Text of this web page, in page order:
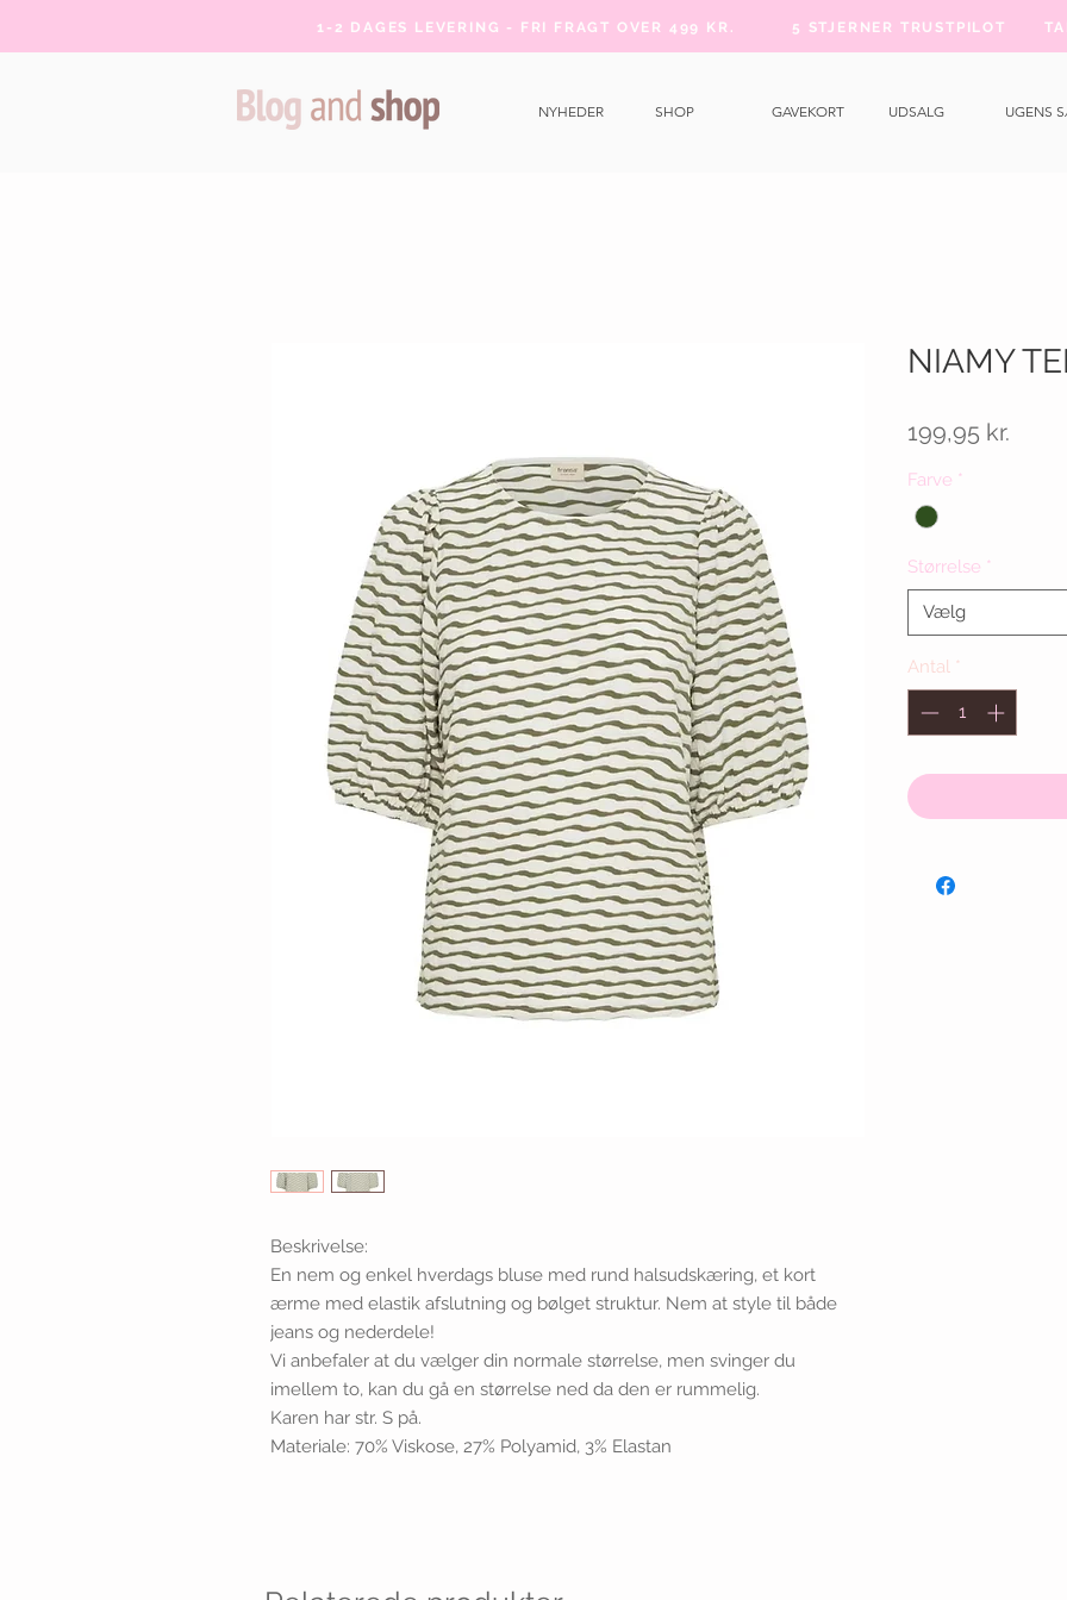
1-2 DAGES LEVERING - FRI FRAGT OVER 499 KR. 5 STJERNER TRUSTPILOT
NYHEDER SHOP GAVEKORT UDSALG UGENS
Beskrivelse:
En nem og enkel hverdags bluse med rund halsudskæring, et kort
ærme med elastik afslutning og bølget struktur. Nem at style til både
jeans og nederdele!
Vi anbefaler at du vælger din normale størrelse, men svinger du
imellem to, kan du gå en størrelse ned da den er rummelig.
Karen har str. S på.
Materiale: 70% Viskose, 27% Polyamid, 3% Elastan
NIAMY
199,95 kr.
Farve *
Størrelse *
Vælg
Antal *